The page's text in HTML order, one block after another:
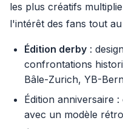
les plus créatifs
l'intérêt des fans tout
Édition derby :
confrontations
Bâle-Zurich, YB-
Édition anniversaire
avec un modèle